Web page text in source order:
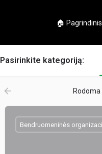
🏠 Pagrindinis
Pasirinkite kategoriją:
Rodoma
Bendruomeninės